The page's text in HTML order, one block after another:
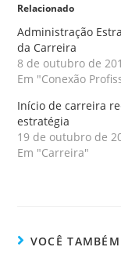
Relacionado
Administração
da Carreira
8 de outubro de
Em "Conexão
Início de carreira
estratégia
19 de outubro de
Em "Carreira"
VOCÊ